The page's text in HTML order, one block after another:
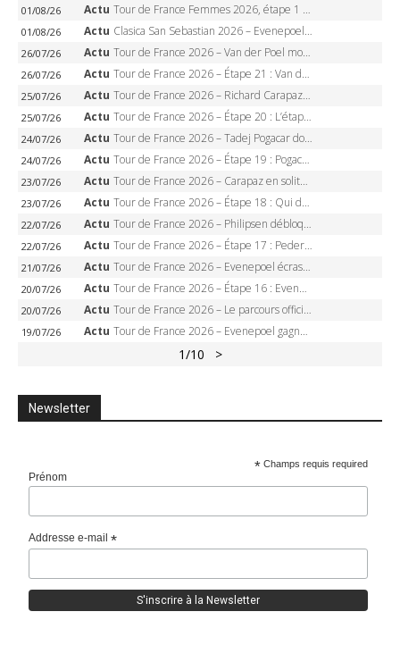
01/08/26 Actu Tour de France Femmes 2026, étape 1 – Lorena Wiebes intouchable à Lausanne, premier maillot jaune
01/08/26 Actu Clasica San Sebastian 2026 – Evenepoel recordman, 4e victoire, Carapaz battu au sprint
26/07/26 Actu Tour de France 2026 – Van der Poel monumental à Paris, Pogacar égale le record des cinq sacres
26/07/26 Actu Tour de France 2026 – Étape 21 : Van der Poel, Pogacar, qui succédera à Wout van Aert sur les Champs-Elysées ?
25/07/26 Actu Tour de France 2026 – Richard Carapaz roi des Alpes, doublé et maillot à pois, Seixas perd le podium
25/07/26 Actu Tour de France 2026 – Étape 20 : L’étape reine, Galibier, Sarenne, Alpe d’Huez, qui succédera à Pogacar ?
24/07/26 Actu Tour de France 2026 – Tadej Pogacar dompte l’Alpe d’Huez, 5e victoire, record de Pantani pulvérisé
24/07/26 Actu Tour de France 2026 – Étape 19 : Pogacar peut-il enfin dompter l’Alpe d’Huez ?
23/07/26 Actu Tour de France 2026 – Carapaz en solitaire à Orcières-Merlette, Paret-Peintre à un point du maillot à pois
23/07/26 Actu Tour de France 2026 – Étape 18 : Qui domptera Orcières-Merlette, première marche vers l’Alpe d’Huez ?
22/07/26 Actu Tour de France 2026 – Philipsen débloque son compteur à Voiron, Pedersen en danger pour le maillot vert
22/07/26 Actu Tour de France 2026 – Étape 17 : Pedersen peut-il verrouiller le maillot vert à Voiron ?
21/07/26 Actu Tour de France 2026 – Evenepoel écrase le chrono d’Évian, Seixas 4e, Lipowitz abandonne
20/07/26 Actu Tour de France 2026 – Étape 16 : Evenepoel, Pogacar, Ganna… qui domptera le chrono d’Évian pour redessiner le podium ?
20/07/26 Actu Tour de France 2026 – Le parcours officiel complet : 21 étapes, profils, carte et dates
19/07/26 Actu Tour de France 2026 – Evenepoel gagne à Solaison, Vingegaard abandonne, Pogacar toujours en jaune
1/10 >
Newsletter
* Champs requis required
Prénom
Addresse e-mail*